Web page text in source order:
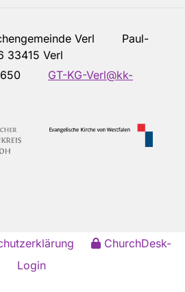
Verl Paul-
33415 Verl
GT-KG-Verl@kk-
ChurchDesk-
Login